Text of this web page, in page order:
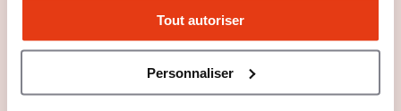
Tout autoriser
Personnaliser